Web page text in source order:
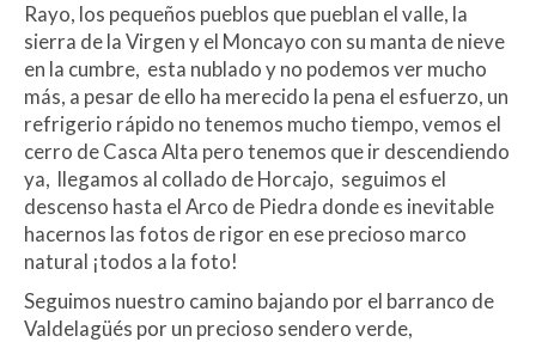
Rayo, los pequeños pueblos que pueblan el valle, la
sierra de la Virgen y el Moncayo con su manta de nieve
en la cumbre, esta nublado y no podemos ver mucho
más, a pesar de ello ha merecido la pena el esfuerzo, un
refrigerio rápido no tenemos mucho tiempo, vemos el
cerro de Casca Alta pero tenemos que ir descendiendo
ya, llegamos al collado de Horcajo, seguimos el
descenso hasta el Arco de Piedra donde es inevitable
hacernos las fotos de rigor en ese precioso marco
natural ¡todos a la foto!
Seguimos nuestro camino bajando por el barranco de
Valdelagüés por un precioso sendero verde,